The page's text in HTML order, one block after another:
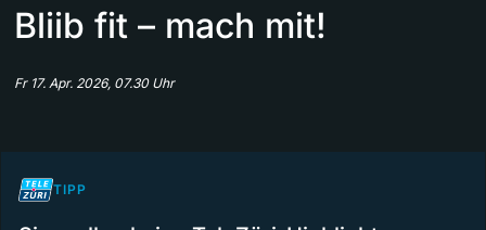
Bliib fit – mach mit!
Fr 17. Apr. 2026, 07.30 Uhr
TIPP